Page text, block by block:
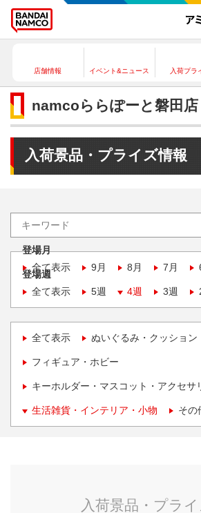
店舗情報 イベント&ニュース 入荷プラ
namcoららぽーと磐田店
入荷景品・プライズ情報
登場月
全て表示
9月 8月 7月
登場週
全て表示
5週 4週 3週
全て表示 ぬいぐるみ・クッション
フィギュア・ホビー
キーホルダー・マスコット・アクセサ
生活雑貨・インテリア・小物 その